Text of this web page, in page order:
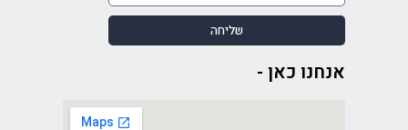
שליחה
אנחנו כאן -